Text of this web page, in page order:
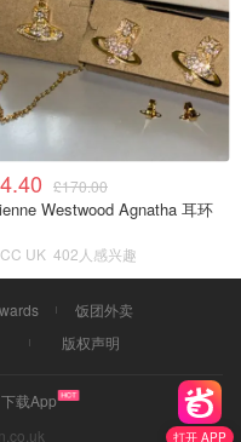
打开 APP
£170.00
Westwood Agnatha 耳环
UK 402人感兴趣
饭团外卖
版权声明
下载App